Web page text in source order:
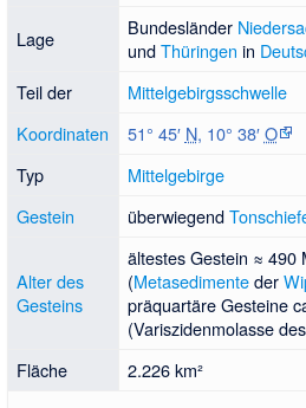
Lage Bundesländer
undThüringen in
Teil der
Mittelgebirgsschwelle
Koordinaten
51° 45′ N, 10° 38′O
Typ
Mittelgebirge
Gestein
überwiegend
Alter des
Gesteins
ältestes Gestein ≈ 490
(Metasedimenteder
präquartäre Gesteine
(Variszidenmolasse
Fläche
2.226 km²